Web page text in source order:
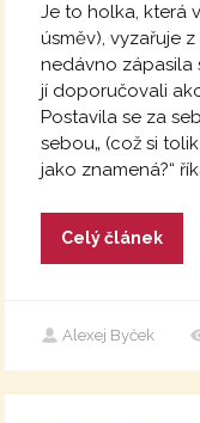
Je to holka, která
úsměv), vyzařuje
nedávno zápasila
jí doporučovali
Postavila se za
sebou„ (což si
jako znamená?“
Celý článek
Alexej Byček